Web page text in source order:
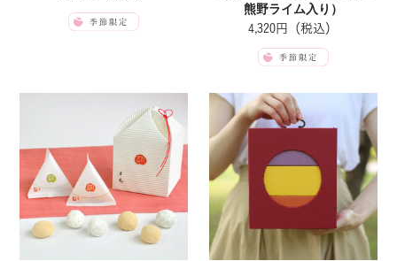
熊野ライム入り）
4,320円（税込）